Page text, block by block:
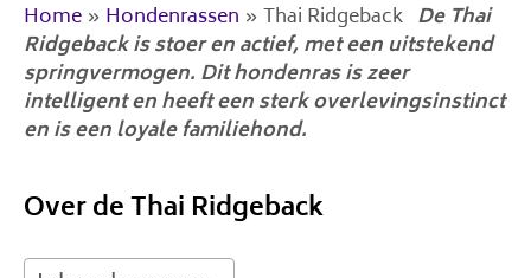
Home » Hondenrassen »Thai Ridgeback De Thai
Ridgeback is stoer en actief, met een uitstekend
springvermogen. Dit hondenras is zeer
intelligent en heeft een sterk overlevingsinstinct
en is een loyale familiehond.
Over de Thai Ridgeback